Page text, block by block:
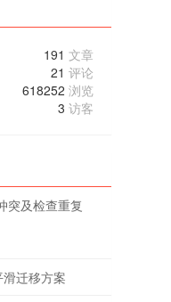
191 文章
21 评论
618252 浏览
3 访客
突及检查重复
迁移方案